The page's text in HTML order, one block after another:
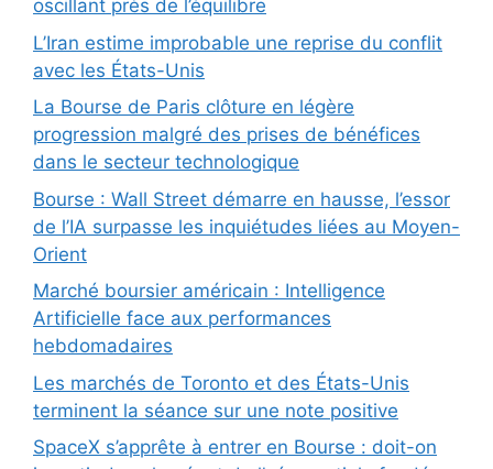
oscillant près de l’équilibre
L’Iran estime improbable une reprise du conflit
avec les États-Unis
La Bourse de Paris clôture en légère
progression malgré des prises de bénéfices
dans le secteur technologique
Bourse : Wall Street démarre en hausse, l’essor
de l’IA surpasse les inquiétudes liées au Moyen-
Orient
Marché boursier américain : Intelligence
Artificielle face aux performances
hebdomadaires
Les marchés de Toronto et des États-Unis
terminent la séance sur une note positive
SpaceX s’apprête à entrer en Bourse : doit-on